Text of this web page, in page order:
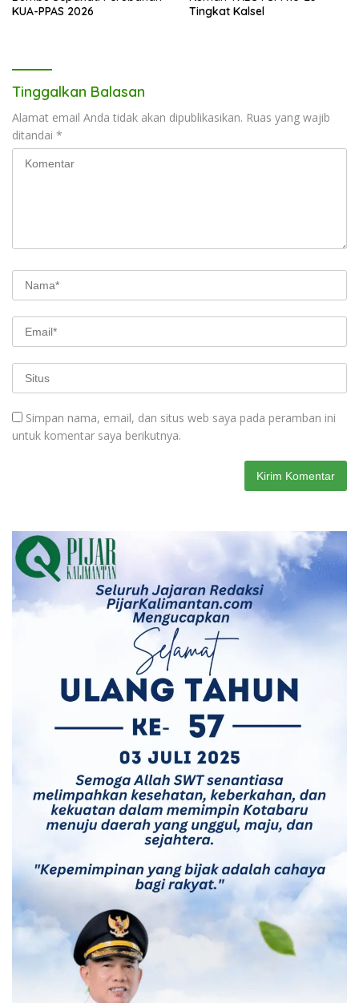
KUA-PPAS 2026
Tingkat Kalsel
Tinggalkan Balasan
Alamat email Anda tidak akan dipublikasikan. Ruas yang wajib
ditandai *
Simpan nama, email, dan situs web saya pada peramban ini
untuk komentar saya berikutnya.